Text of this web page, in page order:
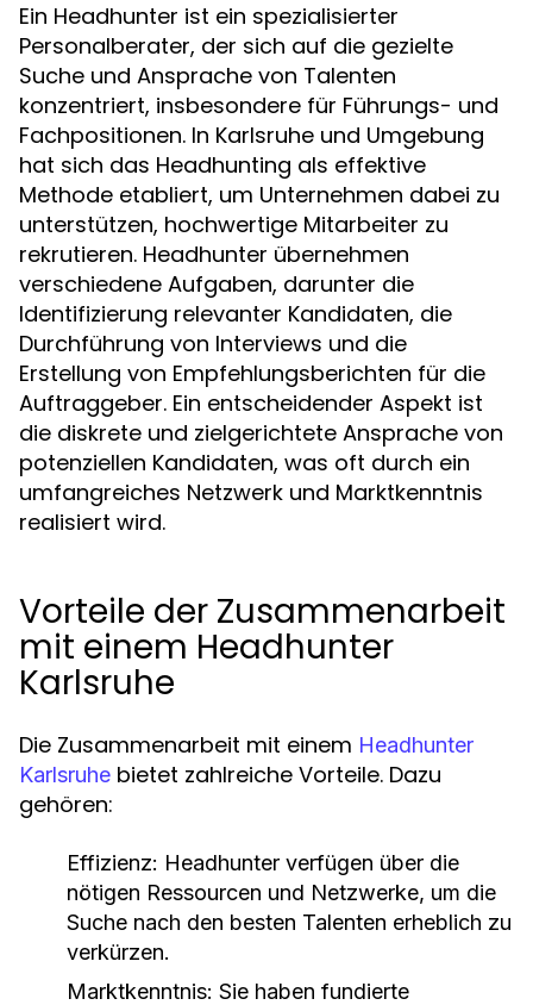
Ein Headhunter ist ein spezialisierter
Personalberater, der sich auf die gezielte
Suche und Ansprache von Talenten
konzentriert, insbesondere für Führungs- und
Fachpositionen. In Karlsruhe und Umgebung
hat sich das Headhunting als effektive
Methode etabliert, um Unternehmen dabei zu
unterstützen, hochwertige Mitarbeiter zu
rekrutieren. Headhunter übernehmen
verschiedene Aufgaben, darunter die
Identifizierung relevanter Kandidaten, die
Durchführung von Interviews und die
Erstellung von Empfehlungsberichten für die
Auftraggeber. Ein entscheidender Aspekt ist
die diskrete und zielgerichtete Ansprache von
potenziellen Kandidaten, was oft durch ein
umfangreiches Netzwerk und Marktkenntnis
realisiert wird.
Vorteile der Zusammenarbeit
mit einem Headhunter
Karlsruhe
Die Zusammenarbeit mit einem Headhunter
Karlsruhe bietet zahlreiche Vorteile. Dazu
gehören:
Effizienz: Headhunter verfügen über die
nötigen Ressourcen und Netzwerke, um die
Suche nach den besten Talenten erheblich zu
verkürzen.
Marktkenntnis: Sie haben fundierte